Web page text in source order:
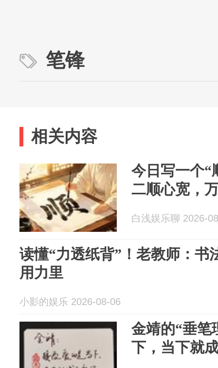
笔锋
相关内容
今日写一个“
二顺心宽，
白浅娱乐聊 2026-
读懂“力透纸背”！老教师：书
用力里
小影的娱乐 2026-08-06
金靖的“垂笔
下，当下就